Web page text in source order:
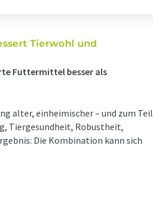
Tierwohl und
Futtermittel besser als
alter, einheimischer – und zum Teil
Tiergesundheit, Robustheit,
Die Kombination kann sich